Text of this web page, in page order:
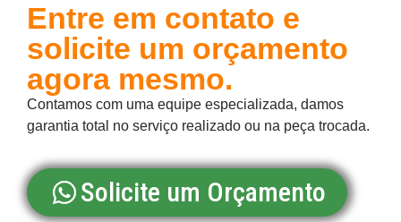
Entre em contato e
solicite um orçamento
agora mesmo.
Contamos com uma equipe especializada, damos
garantia total no serviço realizado ou na peça trocada.
Solicite um Orçamento